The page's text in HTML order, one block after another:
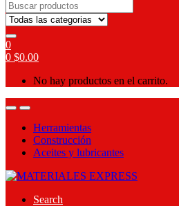
0
0 $0.00
No hay productos en el carrito.
Herramientas
Construcción
Aceites y lubricantes
Search